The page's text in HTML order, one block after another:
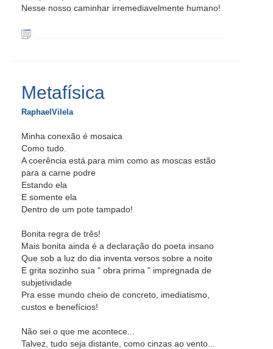
Nesse nosso caminhar irremediavelmente humano!
Metafísica
RaphaelVilela
Minha conexão é mosaica
Como tudo.
A coerência está para mim como as moscas estão
para a carne podre
Estando ela
E somente ela
Dentro de um pote tampado!
Bonita regra de três!
Mais bonita ainda é a declaração do poeta insano
Que sob a luz do dia inventa versos sobre a noite
E grita sozinho sua " obra prima " impregnada de
subjetividade
Pra esse mundo cheio de concreto, imediatismo,
custos e benefícios!
Não sei o que me acontece...
Talvez, tudo seja distante, como cinzas ao vento...